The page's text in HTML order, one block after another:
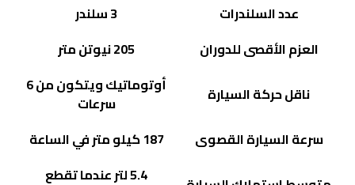
عدد السلندرات
3 سلندر
العزم الأقصى للدوران
205 نيوتن متر
ناقل حركة السيارة
أوتوماتيك ويتكون من 6
سرعات
سرعة السيارة القصوى
187 كيلو متر في الساعة
5.4 لتر عندما تقطع